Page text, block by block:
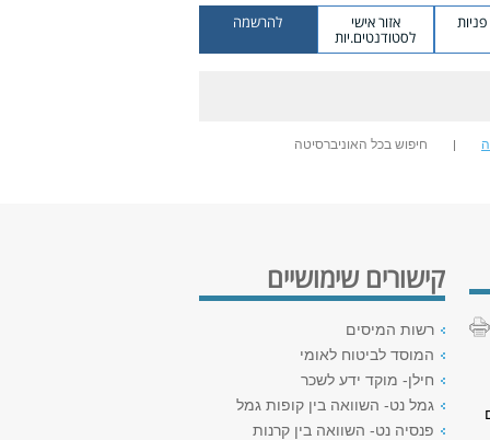
אזור אישי
לסטודנטים.יות
להרשמה
חיפוש בכל האוניברסיטה
קישורים שימושיים
רשות המיסים
המוסד לביטוח לאומי
חילן- מוקד ידע לשכר
גמל נט- השוואה בין קופות גמל
פנסיה נט- השוואה בין קרנות